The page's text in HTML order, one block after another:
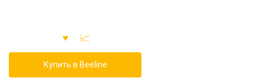
Купить в Beeline